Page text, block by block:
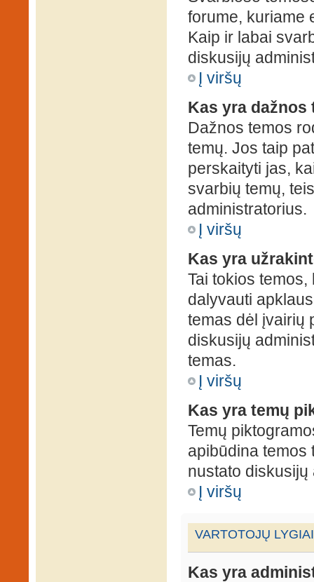
forume, kuriame
Kaip ir labai
diskusijų
Į viršų
Kas yra dažnos
Dažnos temos
temų. Jos taip
perskaityti jas,
svarbių temų,
administratorius.
Į viršų
Kas yra
Tai tokios
dalyvauti
temas dėl įvairių
diskusijų
temas.
Į viršų
Kas yra temų
Temų
apibūdina temos
nustato
Į viršų
VARTOTOJŲ
Kas yra